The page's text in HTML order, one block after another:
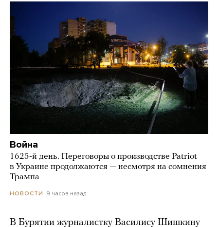
Война
1625-й день. Переговоры о производстве Patriot
в Украине продолжаются — несмотря на сомнения
Трампа
НОВОСТИ 9 часов назад
В Бурятии журналистку Василису Шишкину